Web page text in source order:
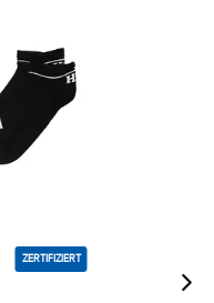
ZERTIFIZIERT